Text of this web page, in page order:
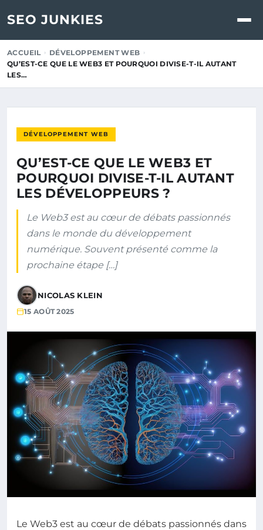
SEO JUNKIES
ACCUEIL
DÉVELOPPEMENT WEB
QU’EST-CE QUE LE WEB3 ET POURQUOI DIVISE-T-IL AUTANT
LES…
DÉVELOPPEMENT WEB
QU’EST-CE QUE LE WEB3 ET
POURQUOI DIVISE-T-IL AUTANT
LES DÉVELOPPEURS ?
Le Web3 est au cœur de débats passionnés
dans le monde du développement
numérique. Souvent présenté comme la
prochaine étape […]
NICOLAS KLEIN
15 AOÛT 2025
Le Web3 est au cœur de débats passionnés dans